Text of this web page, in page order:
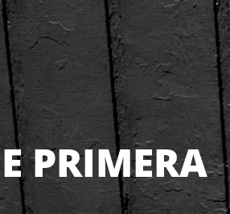
PRIMERA